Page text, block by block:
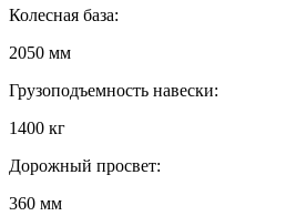
Колесная база:
2050 мм
Грузоподъемность навески:
1400 кг
Дорожный просвет:
360 мм